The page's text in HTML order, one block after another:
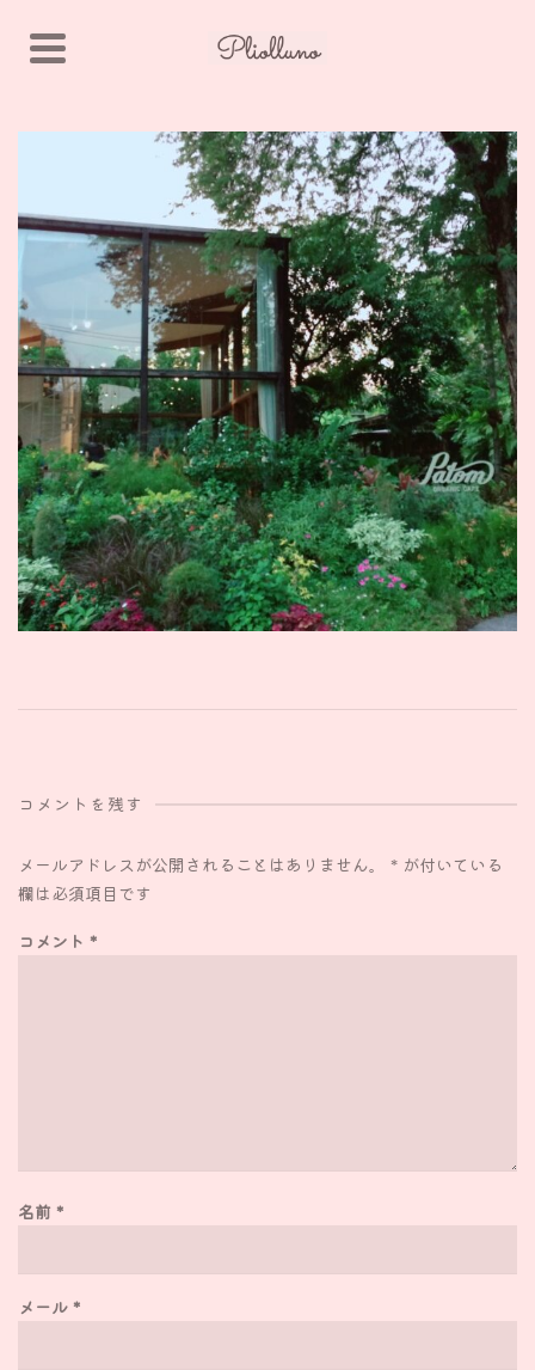
コメントを残す
メールアドレスが公開されることはありません。 * が付いている
欄は必須項目です
コメント *
名前 *
メール *